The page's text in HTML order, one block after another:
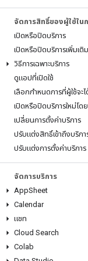
จัดการสิทธิ์ของผู้ใช้ใน
เปิดหรือปิดบริการ
เปิดหรือปิดบริการเพิ่มเติม
วิธีการเฉพาะบริการ
ดูแอปที่เปิดใช้
เลือกกำหนดการที่ผู้ใช้จะไ
เปิดหรือปิดบริการใหม่โด
เปลี่ยนการตั้งค่าบริการ
ปรับแต่งสิทธิ์เข้าถึงบริกา
ปรับแต่งการตั้งค่าบริการ
จัดการบริการ
AppSheet
Calendar
แชท
Cloud Search
Colab